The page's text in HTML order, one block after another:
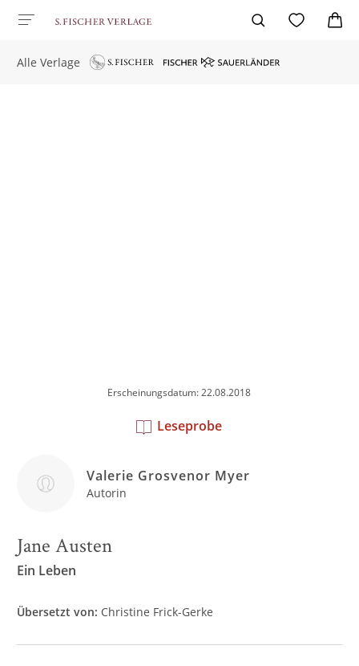
Alle Verlage
Erscheinungsdatum: 22.08.2018
Leseprobe
Valerie Grosvenor Myer
Autorin
Jane Austen
Ein Leben
Übersetzt von: Christine Frick-Gerke